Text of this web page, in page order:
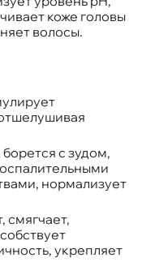
коже головы
волосы.
с зудом,
нормализует
смягчает,
укрепляет